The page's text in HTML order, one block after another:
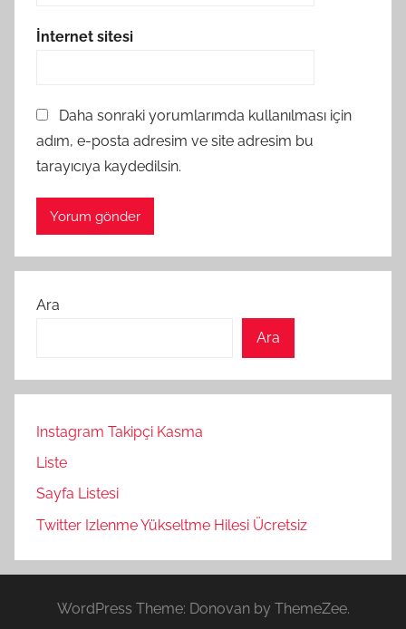
İnternet sitesi
Daha sonraki yorumlarımda kullanılması için
adım, e-posta adresim ve site adresim bu
tarayıcıya kaydedilsin.
Ara
Ara
Instagram Takipçi Kasma
Liste
Sayfa Listesi
Twitter Izlenme Yükseltme Hilesi Ücretsiz
WordPress Theme: Donovan by ThemeZee.